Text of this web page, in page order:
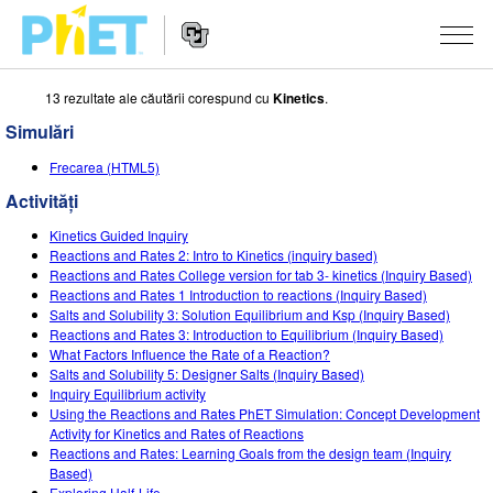
Căutați
site-
ul
principală
website-
SIMULĂRI
Toate simulările
Fizică
Matematică și Statistică
Chimie
Științele Pământului și ale Spațiului
Biologie
Simulări traduse
STUDIO
About Studio
Customizable Sims
Start a Free Trial
Purchase a License
DESPRE PREDARE
Activități
Contribuiți cu o activitate
Ghid privind contribuția la activități
Workshopuri virtuale
Professional Learning with PhET
CERCETARE
INIȚIATIVE
Design incluziv
PhET Global
Data Fluency
AUTENTIFICARE / ÎNREGISTRARE
AUTENTIFICARE / ÎNREGISTRARE
13 rezultate ale căutării corespund cu Kinetics.
Simulări
Frecarea (HTML5)
Activități
Kinetics Guided Inquiry
Reactions and Rates 2: Intro to Kinetics (inquiry based)
Reactions and Rates College version for tab 3- kinetics (Inquiry Based)
Reactions and Rates 1 Introduction to reactions (Inquiry Based)
Salts and Solubility 3: Solution Equilibrium and Ksp (Inquiry Based)
Reactions and Rates 3: Introduction to Equilibrium (Inquiry Based)
What Factors Influence the Rate of a Reaction?
Salts and Solubility 5: Designer Salts (Inquiry Based)
Inquiry Equilibrium activity
Using the Reactions and Rates PhET Simulation: Concept Development
Activity for Kinetics and Rates of Reactions
Reactions and Rates: Learning Goals from the design team (Inquiry
Based)